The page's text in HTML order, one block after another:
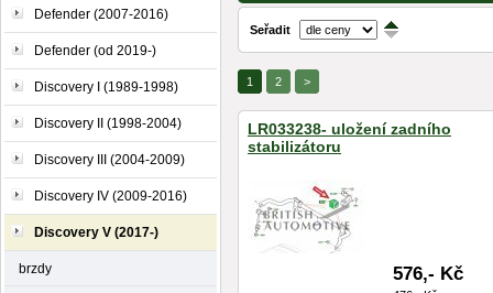
Defender (2007-2016)
Defender (od 2019-)
Discovery I (1989-1998)
Discovery II (1998-2004)
Discovery III (2004-2009)
Discovery IV (2009-2016)
Discovery V (2017-)
brzdy
Seřadit ↑
↓
1 2 >
LR033238- uložení zadního
stabilizátoru
576,- Kč